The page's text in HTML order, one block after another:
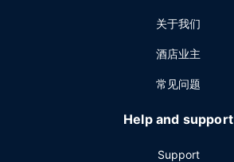
关于我们
酒店业主
常见问题
Help and support
Support